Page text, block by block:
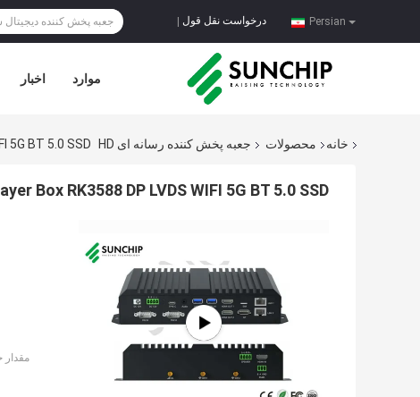
Persian درخواست نقل قول
اخبار موارد
خانه محصولات جعبه پخش کننده رسانه ای HD 5G BT 5.0 SSD
Box RK3588 DP LVDS WIFI 5G BT 5.0 SSD
مقدار